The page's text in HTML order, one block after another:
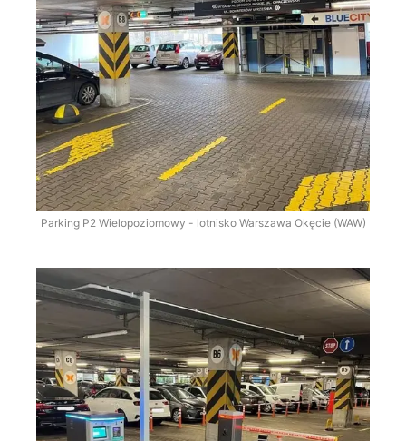
Parking P2 Wielopoziomowy - lotnisko Warszawa Okęcie (WAW)